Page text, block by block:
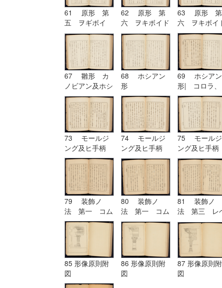
61 原形 第
五 ヲギボイ
ド| 原形 第
六 ヲキボイド
62 原形 第
六 ヲキボイド
63 原形 第
六 ヲキボイ
67 雛形 カ
ノビアン及ホシ
アン| ホシア
ン形
68 ホシアン
形
69 ホシアン
形| コロラ、
カンパニユラ
及ヒ幹
73 モールジ
ング及ヒ手柄
74 モールジ
ング及ヒ手柄
75 モールジ
ング及ヒ手柄
79 装飾ノ
法 第一 コム
プリケーション
及ヒコンヒユー
シヨン
80 装飾ノ
法 第一 コム
プリケーション
及ヒコンヒユー
シヨン| 装飾
ノ法 第二 ユ
ーリスミー|
装飾ノ法 第
三 レベチーシ
81 装飾ノ
法 第三 レ
チーシヨン|
装飾ノ法 第
四 アルテレ
シヨン
85 形像原則附
図
86 形像原則附
図
87 形像原則附
図